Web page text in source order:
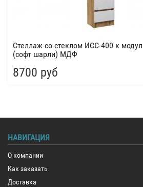
Стеллаж со стеклом ИСС-400 к
(софт шарли) МДФ
8700 руб
НАВИГАЦИЯ
О компании
Как заказать
Доставка